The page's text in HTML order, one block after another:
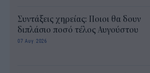
Συντάξεις χηρείας: Ποιοι θα δουν
διπλάσιο ποσό τέλος Αυγούστου
07 Αυγ 2026